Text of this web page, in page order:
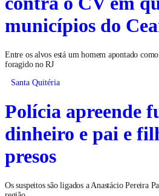
contra o CV em
municípios do
Entre os alvos está um homem apontado
foragido no RJ
Polícia apreende
dinheiro e pai e
presos